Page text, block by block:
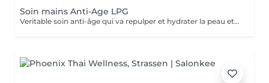
Soin mains Anti-Age LPG
Veritable soin anti-âge qui va repulper et hydrater la peau et atténuer les taches. Nettoyage, gommage, massage mécanique, gants avec principes actifs. Les mains sont toujours exposées à l'air et sont sujettes à un vieillissement plus rapides de la peau.NOUS AVONS LA DERNIERE MACHINE LPG DE 2025 LPG INFINITY, ENCORE PLUS DE RESULTAT